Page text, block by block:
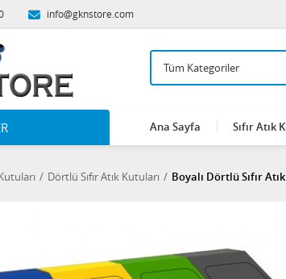
info@gknstore.com
Ana Sayfa Sıfır Atık
Dörtlü Sıfır Atık Kutuları Boyalı Dörtlü Sıfır